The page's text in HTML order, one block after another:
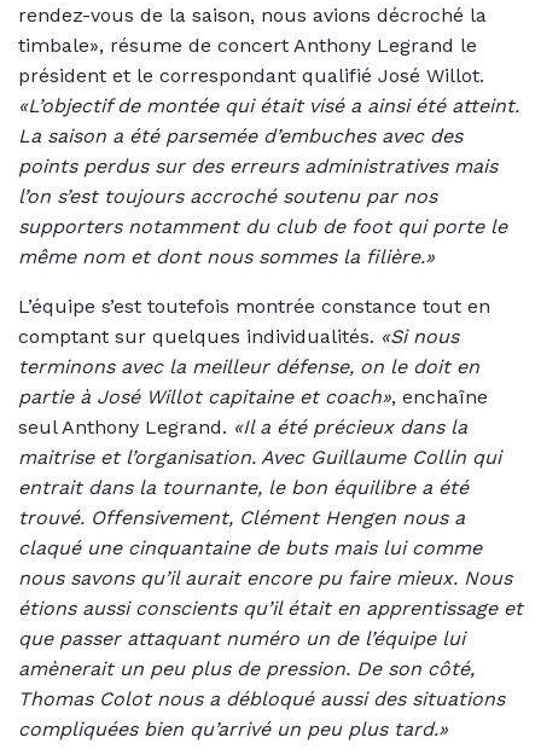
rendez-vous de la saison, nous avions décroché la
timbale», résume de concert Anthony Legrand le
président et le correspondant qualifié José Willot.
«L’objectif de montée qui était visé a ainsi été atteint.
La saison a été parsemée d’embuches avec des
points perdus sur des erreurs administratives mais
l’on s’est toujours accroché soutenu par nos
supporters notamment du club de foot qui porte le
même nom et dont nous sommes la filière.»
L’équipe s’est toutefois montrée constance tout en
comptant sur quelques individualités. «Si nous
terminons avec la meilleur défense, on le doit en
partie à José Willot capitaine et coach», enchaîne
seul Anthony Legrand. «Il a été précieux dans la
maitrise et l’organisation. Avec Guillaume Collin qui
entrait dans la tournante, le bon équilibre a été
trouvé. Offensivement, Clément Hengen nous a
claqué une cinquantaine de buts mais lui comme
nous savons qu’il aurait encore pu faire mieux. Nous
étions aussi conscients qu’il était en apprentissage et
que passer attaquant numéro un de l’équipe lui
amènerait un peu plus de pression. De son côté,
Thomas Colot nous a débloqué aussi des situations
compliquées bien qu’arrivé un peu plus tard.»